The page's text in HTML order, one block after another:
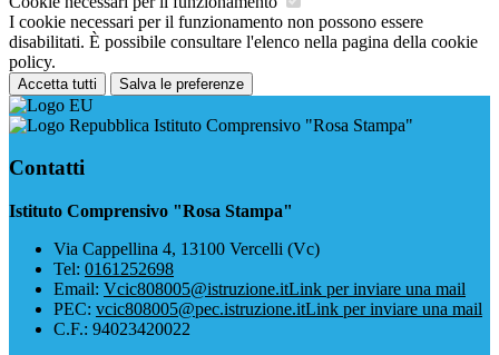
I cookie necessari per il funzionamento non possono essere
disabilitati. È possibile consultare l'elenco nella pagina della cookie
policy.
Accetta tutti Salva le preferenze
Istituto Comprensivo "Rosa Stampa"
Contatti
Istituto Comprensivo "Rosa Stampa"
Via Cappellina 4, 13100 Vercelli (Vc)
Tel: 0161252698
Email: Vcic808005@istruzione.itLink per inviare una mail
PEC: vcic808005@pec.istruzione.itLink per inviare una mail
C.F.: 94023420022